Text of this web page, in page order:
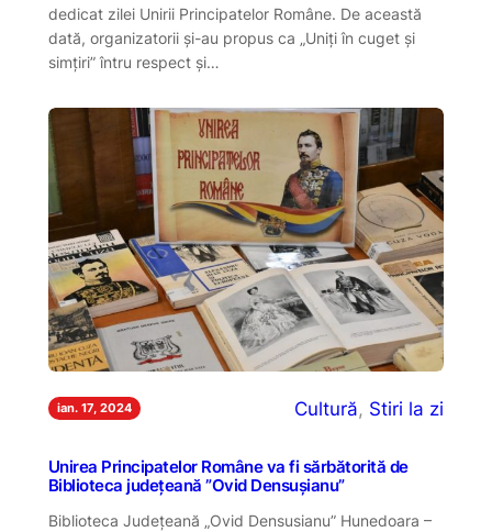
dedicat zilei Unirii Principatelor Române. De această
dată, organizatorii și-au propus ca „Uniți în cuget și
simțiri” întru respect și…
ian. 17, 2024 Cultură, Stiri la zi
Unirea Principatelor Române va fi sărbătorită de
Biblioteca județeană ”Ovid Densușianu”
Biblioteca Județeană „Ovid Densusianu” Hunedoara –